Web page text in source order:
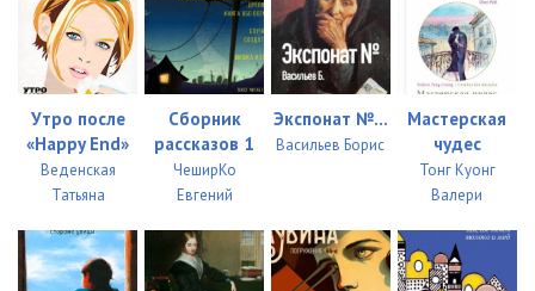
Утро после
«Happy End»
Веденская
Татьяна
Сборник
рассказов 1
ЧеширКо
Евгений
Экспонат №...
Васильев Борис
Мастерская
чудес
Тонг Куонг
Валери